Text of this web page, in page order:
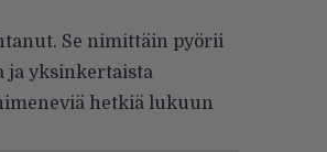
Se nimittäin pyörii
ja yksinkertaista
hetkiä lukuun